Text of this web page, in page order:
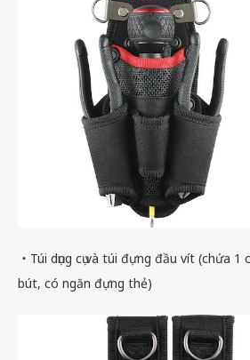
・Túi dụng cụ và túi đựng đầu vít (chứa
bút, có ngăn đựng thẻ)